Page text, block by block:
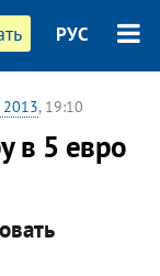
РУС
, 19:10
в 5 евро